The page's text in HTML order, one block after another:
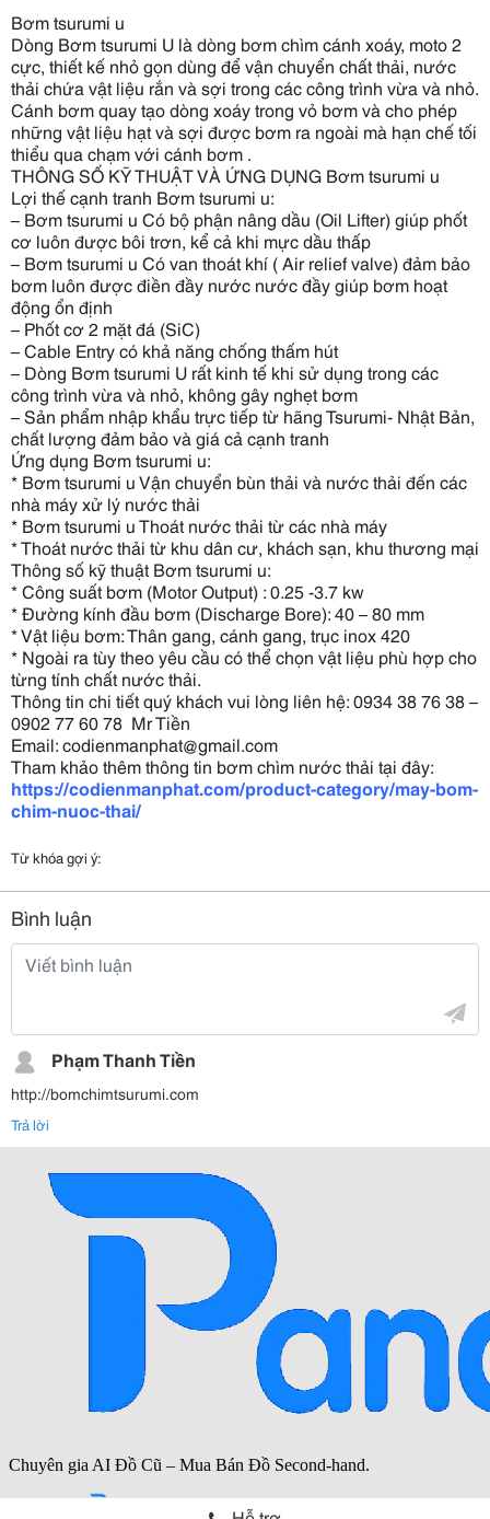
Bơm tsurumi u
Dòng Bơm tsurumi U là dòng bơm chìm cánh xoáy, moto 2
cực, thiết kế nhỏ gọn dùng để vận chuyển chất thải, nước
thải chứa vật liệu rắn và sợi trong các công trình vừa và nhỏ.
Cánh bơm quay tạo dòng xoáy trong vỏ bơm và cho phép
những vật liệu hạt và sợi được bơm ra ngoài mà hạn chế tối
thiểu qua chạm với cánh bơm .
THÔNG SỐ KỸ THUẬT VÀ ỨNG DỤNG Bơm tsurumi u
Lợi thế cạnh tranh Bơm tsurumi u:
– Bơm tsurumi u Có bộ phận nâng dầu (Oil Lifter) giúp phốt
cơ luôn được bôi trơn, kể cả khi mực dầu thấp
– Bơm tsurumi u Có van thoát khí ( Air relief valve) đảm bảo
bơm luôn được điền đầy nước nước đầy giúp bơm hoạt
động ổn định
– Phốt cơ 2 mặt đá (SiC)
– Cable Entry có khả năng chống thấm hút
– Dòng Bơm tsurumi U rất kinh tế khi sử dụng trong các
công trình vừa và nhỏ, không gây nghẹt bơm
– Sản phẩm nhập khẩu trực tiếp từ hãng Tsurumi- Nhật Bản,
chất lượng đảm bảo và giá cả cạnh tranh
Ứng dụng Bơm tsurumi u:
* Bơm tsurumi u Vận chuyển bùn thải và nước thải đến các
nhà máy xử lý nước thải
* Bơm tsurumi u Thoát nước thải từ các nhà máy
* Thoát nước thải từ khu dân cư, khách sạn, khu thương mại
Thông số kỹ thuật Bơm tsurumi u:
* Công suất bơm (Motor Output) : 0.25 -3.7 kw
* Đường kính đầu bơm (Discharge Bore): 40 – 80 mm
* Vật liệu bơm: Thân gang, cánh gang, trục inox 420
* Ngoài ra tùy theo yêu cầu có thể chọn vật liệu phù hợp cho
từng tính chất nước thải.
Thông tin chi tiết quý khách vui lòng liên hệ: 0934 38 76 38 –
0902 77 60 78 Mr Tiền
Email: codienmanphat@gmail.com
Tham khảo thêm thông tin bơm chìm nước thải tại đây:
https://codienmanphat.com/product-category/may-bom-
chim-nuoc-thai/
Từ khóa gợi ý:
Bình luận
Phạm Thanh Tiền
http://bomchimtsurumi.com
Trả lời